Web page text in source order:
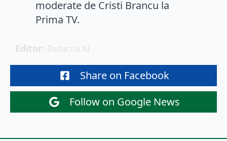
moderate de Cristi Brancu la
Prima TV.
Editor: Redactia AI
Share on Facebook
Follow on Google News